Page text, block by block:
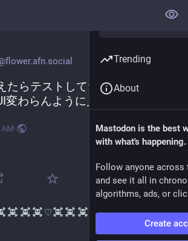
たらテストしてたけど差し替え
変わらんように見えるでちが。
·
Oct 12, 2025
♡
お盆戦争
Trending
About
Mastodon is the best
with what's happening.
Follow anyone across
and see it all in
algorithms, ads, or
Create